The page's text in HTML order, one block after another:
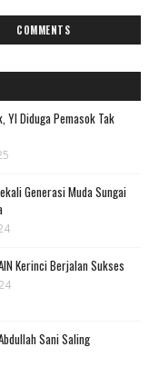
COMMENTS
YI Diduga Pemasok Tak
Generasi Muda Sungai
Kerinci Berjalan Sukses
Sani Saling